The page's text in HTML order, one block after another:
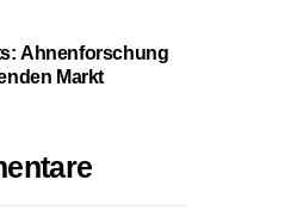
Ahnenforschung
Markt